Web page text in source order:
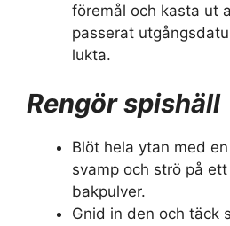
föremål och kasta ut
passerat
lukta.
Rengör spishäll
Blöt hela ytan med
svamp och strö på
bakpulver.
Gnid in den och täck